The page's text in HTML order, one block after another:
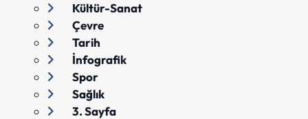
Kültür-Sanat
Çevre
Tarih
İnfografik
Spor
Sağlık
3. Sayfa